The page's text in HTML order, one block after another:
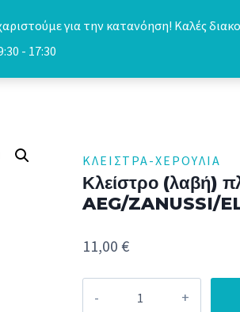
για την κατανόηση! Καλές
- 17:30
ΚΛΕΊΣΤΡΑ-ΧΕΡΟΎΛΙΑ
Κλείστρο (λαβή)
AEG/ZANUSSI/
11,00€